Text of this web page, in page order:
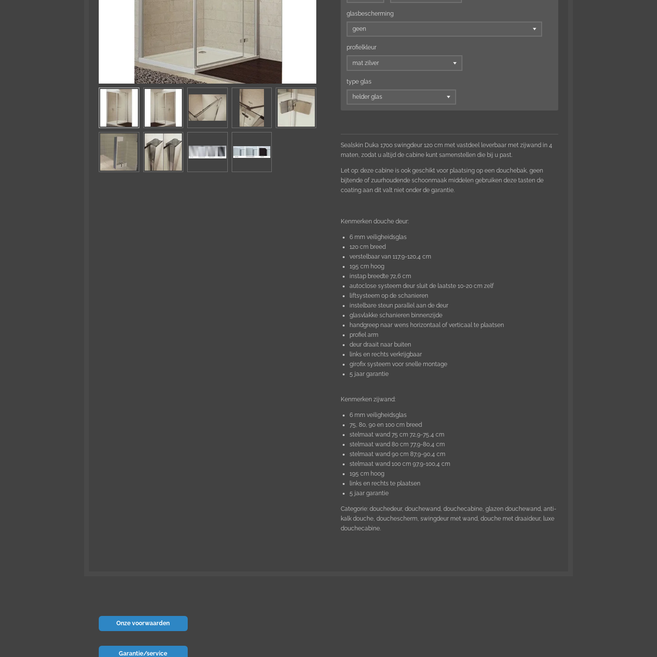
glasbescherming
profielkleur
type glas
Sealskin Duka 1700 swingdeur 120 cm met vastdeel leverbaar met zijwand in 4
maten, zodat u altijd de cabine kunt samenstellen die bij u past.
Let op: deze cabine is ook geschikt voor plaatsing op een douchebak, geen
bijtende of zuurhoudende schoonmaak middelen gebruiken deze tasten de
coating aan dit valt niet onder de garantie.
Kenmerken douche deur:
6 mm veiligheidsglas
120 cm breed
verstelbaar van 117,9-120,4 cm
195 cm hoog
instap breedte 72,6 cm
autoclose systeem deur sluit de laatste 10-20 cm zelf
liftsysteem op de schanieren
instelbare steun parallel aan de deur
glasvlakke schanieren binnenzijde
handgreep naar wens horizontaal of verticaal te plaatsen
profiel arm
deur draait naar buiten
links en rechts verkrijgbaar
girofix systeem voor snelle montage
5 jaar garantie
Kenmerken zijwand:
6 mm veiligheidsglas
75, 80, 90 en 100 cm breed
stelmaat wand 75 cm 72,9-75,4 cm
stelmaat wand 80 cm 77,9-80,4 cm
stelmaat wand 90 cm 87,9-90,4 cm
stelmaat wand 100 cm 97,9-100,4 cm
195 cm hoog
links en rechts te plaatsen
5 jaar garantie
Categorie: douchedeur, douchewand, douchecabine, glazen douchewand, anti-
kalk douche, douchescherm, swingdeur met wand, douche met draaideur, luxe
douchecabine.
Onze voorwaarden
Garantie/service